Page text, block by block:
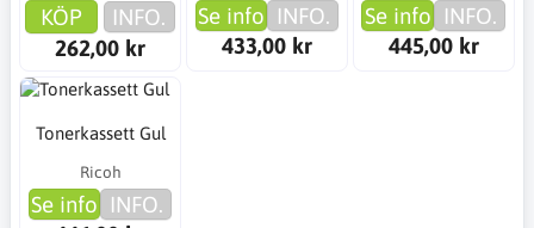
KÖP
INFO.
262,00 kr
Se info INFO.
433,00 kr
Se info INFO.
445,00 kr
Tonerkassett Gul
Ricoh
Se info INFO.